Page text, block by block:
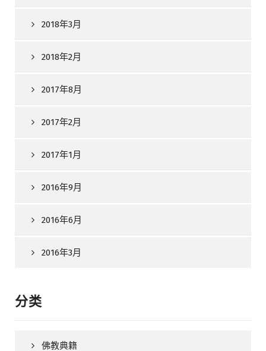
2018年3月
2018年2月
2017年8月
2017年2月
2017年1月
2016年9月
2016年6月
2016年3月
分类
佛教典籍